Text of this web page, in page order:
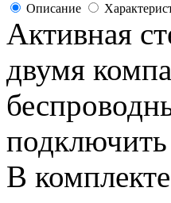
Описание
Активная
двумя
В